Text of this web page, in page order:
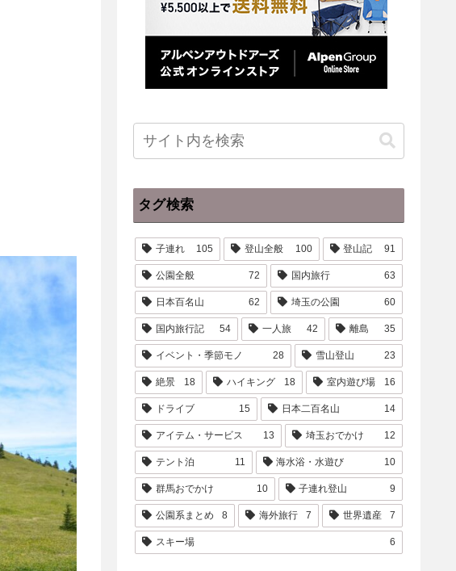
タグ検索
子連れ 105 登山全般 100 登山記 91
公園全般 72 国内旅行 63
日本百名山 62 埼玉の公園 60
国内旅行記 54 一人旅 42 離島 35
イベント・季節モノ 28 雪山登山 23
絶景 18 ハイキング 18 室内遊び場 16
ドライブ 15 日本二百名山 14
アイテム・サービス 13 埼玉おでかけ 12
テント泊 11 海水浴・水遊び 10
群馬おでかけ 10 子連れ登山 9
公園系まとめ 8 海外旅行 7 世界遺産 7
スキー場 6